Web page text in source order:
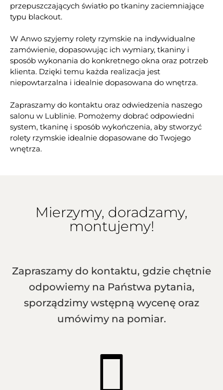
przepuszczających światło po tkaniny zaciemniające
typu blackout.
W Anwo szyjemy rolety rzymskie na indywidualne
zamówienie, dopasowując ich wymiary, tkaniny i
sposób wykonania do konkretnego okna oraz potrzeb
klienta. Dzięki temu każda realizacja jest
niepowtarzalna i idealnie dopasowana do wnętrza.
Zapraszamy do kontaktu oraz odwiedzenia naszego
salonu w Lublinie. Pomożemy dobrać odpowiedni
system, tkaninę i sposób wykończenia, aby stworzyć
rolety rzymskie idealnie dopasowane do Twojego
wnętrza.
Mierzymy, doradzamy,
montujemy!
Zapraszamy do kontaktu, gdzie chętnie
odpowiemy na Państwa pytania,
sporządzimy wstępną wycenę oraz
umówimy na pomiar.